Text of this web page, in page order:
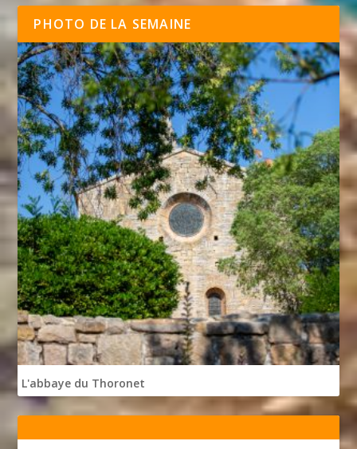
PHOTO DE LA SEMAINE
L'abbaye du Thoronet